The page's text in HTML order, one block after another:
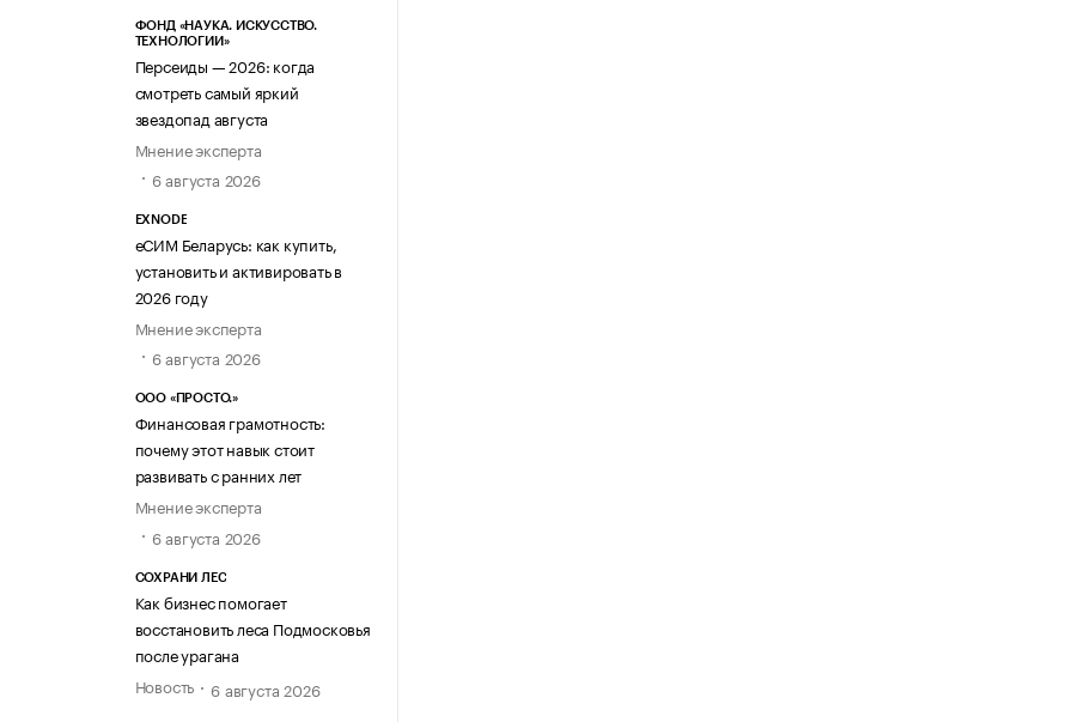
ФОНД «НАУКА. ИСКУССТВО.
ТЕХНОЛОГИИ»
Персеиды — 2026: когда
смотреть самый яркий
звездопад августа
Мнение эксперта
6 августа 2026
EXNODE
еСИМ Беларусь: как купить,
установить и активировать в
2026 году
Мнение эксперта
6 августа 2026
ООО «ПРОСТО.»
Финансовая грамотность:
почему этот навык стоит
развивать с ранних лет
Мнение эксперта
6 августа 2026
СОХРАНИ ЛЕС
Как бизнес помогает
восстановить леса Подмосковья
после урагана
Новость
6 августа 2026